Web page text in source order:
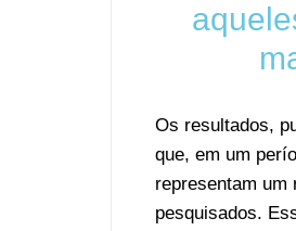
Os resultados,
que, em um
representam um
pesquisados.